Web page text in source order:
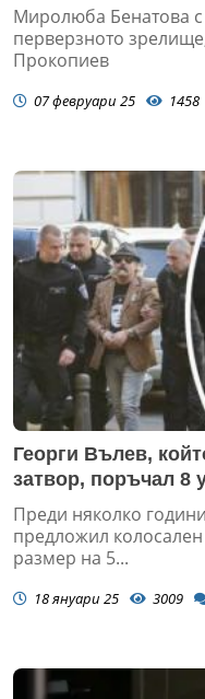
Ибрямов разтрива
Миролюба Бенатова
перверзното
Прокопиев
07 февруари 25 1458
Георги Вълев,
затвор, поръчал 8
Преди няколко
предложил
размер на 5...
18 януари 25 3009